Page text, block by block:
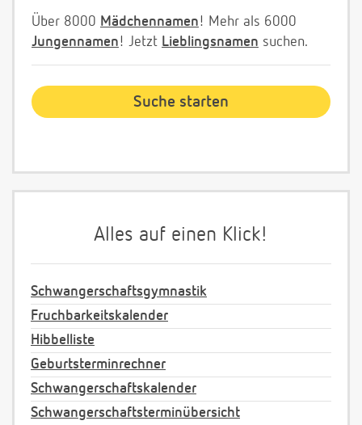
Über 8000 Mädchennamen! Mehr als 6000
Jungennamen! Jetzt Lieblingsnamen suchen.
Alles auf einen Klick!
Schwangerschaftsgymnastik
Fruchbarkeitskalender
Hibbelliste
Geburtsterminrechner
Schwangerschaftskalender
Schwangerschaftsterminübersicht